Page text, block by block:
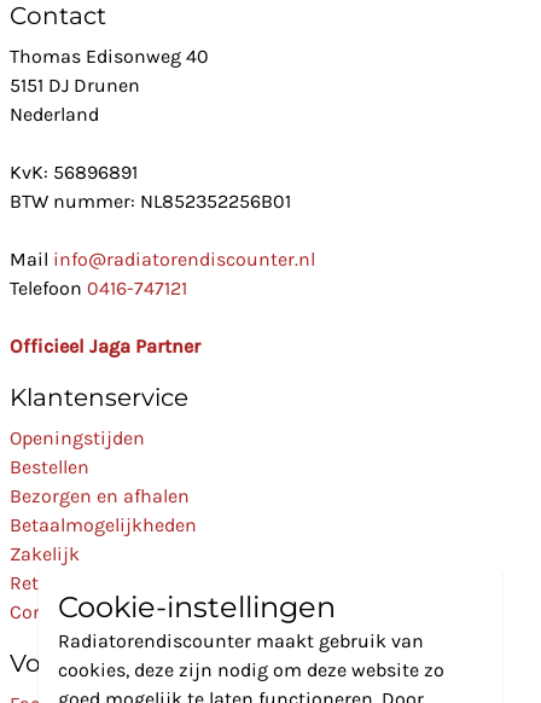
Contact
Thomas Edisonweg 40
5151 DJ Drunen
Nederland
KvK: 56896891
BTW nummer: NL852352256B01
Mail info@radiatorendiscounter.nl
Telefoon 0416-747121
Officieel Jaga Partner
Klantenservice
Openingstijden
Bestellen
Bezorgen en afhalen
Betaalmogelijkheden
Zakelijk
Retourneren
Contact
Volg Ons
Cookie-instellingen
Radiatorendiscounter maakt gebruik van
cookies, deze zijn nodig om deze website zo